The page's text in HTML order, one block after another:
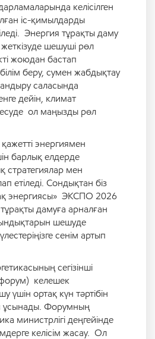
келісілген
іс-қимылдарды
Энергия тұрақты даму
шешуші рөл
жоюдан бастап
беру, сумен жабдықтау
саласында
дейін, климат
ол маңызды рөл
энергиямен
барлық елдерде
стратегиялар мен
етіледі. Сондықтан біз
энергиясы» ЭКСПО 2026
дамуға арналған
шешуде
сенім артып
сегізінші
форум) келешек
үшін ортақ күн тәртібін
ұсынады. Форумның
министрлігі деңгейінде
келісім жасау. Ол